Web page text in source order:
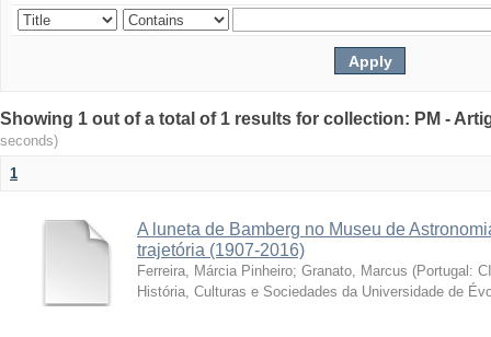
Showing 1 out of a total of 1 results for collection: PM -
seconds)
1
A luneta de Bamberg no Museu de
trajetória (1907-2016)
Ferreira, Márcia Pinheiro; Granato, Marcus (Portugal:
História, Culturas e Sociedades da Universidade de